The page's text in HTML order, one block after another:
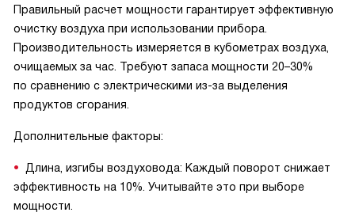
Правильный расчет мощности гарантирует эффективную
очистку воздуха при использовании прибора.
Производительность измеряется в кубометрах воздуха,
очищаемых за час. Требуют запаса мощности 20–30%
по сравнению с электрическими из-за выделения
продуктов сгорания.
Дополнительные факторы:
Длина, изгибы воздуховода: Каждый поворот снижает
эффективность на 10%. Учитывайте это при выборе
мощности.